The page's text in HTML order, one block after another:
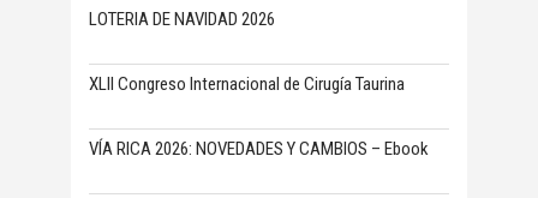
LOTERIA DE NAVIDAD 2026
XLII Congreso Internacional de Cirugía Taurina
VÍA RICA 2026: NOVEDADES Y CAMBIOS – Ebook